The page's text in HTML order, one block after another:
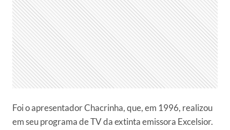
Foi o apresentador Chacrinha, que, em 1996, realizou
em seu programa de TV da extinta emissora Excelsior.